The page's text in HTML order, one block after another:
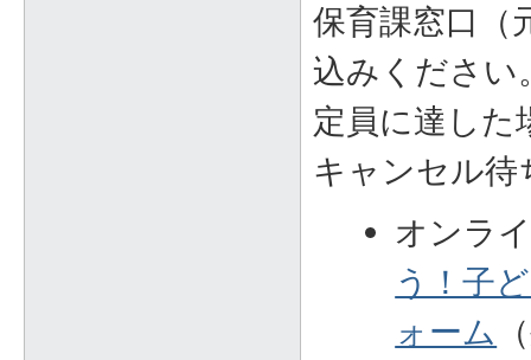
保育課窓口（
込みください
定員に達した
キャンセル待
オンラ
う！子
ォーム